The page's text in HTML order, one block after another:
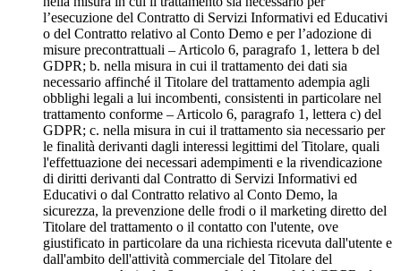
l’esecuzione del Contratto di Servizi Informativi ed Educativi
o del Contratto relativo al Conto Demo e per l’adozione di
misure precontrattuali – Articolo 6, paragrafo 1, lettera b del
GDPR; b. nella misura in cui il trattamento dei dati sia
necessario affinché il Titolare del trattamento adempia agli
obblighi legali a lui incombenti, consistenti in particolare nel
trattamento conforme – Articolo 6, paragrafo 1, lettera c) del
GDPR; c. nella misura in cui il trattamento sia necessario per
le finalità derivanti dagli interessi legittimi del Titolare, quali
l'effettuazione dei necessari adempimenti e la rivendicazione
di diritti derivanti dal Contratto di Servizi Informativi ed
Educativi o dal Contratto relativo al Conto Demo, la
sicurezza, la prevenzione delle frodi o il marketing diretto del
Titolare del trattamento o il contatto con l'utente, ove
giustificato in particolare da una richiesta ricevuta dall'utente e
dall'ambito dell'attività commerciale del Titolare del